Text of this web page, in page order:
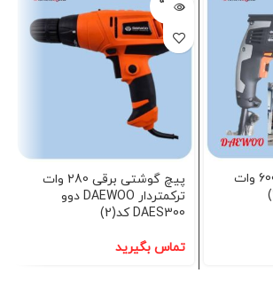
دریل برقی چکشی 600 وات
شده
پیچ گوشتی برقی 280 وات
ترکمتردار DAEWOO دوو
DAES300 کد(2)
تماس بگیرید